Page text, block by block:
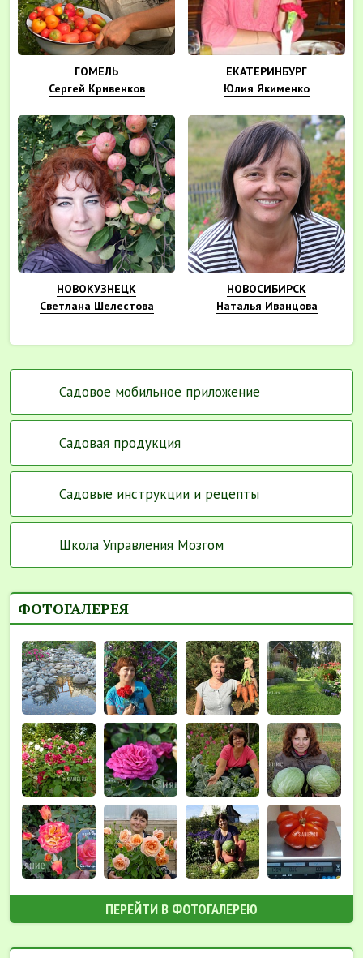
ГОМЕЛЬ
Сергей Кривенков
ЕКАТЕРИНБУРГ
Юлия Якименко
НОВОКУЗНЕЦК
Светлана Шелестова
НОВОСИБИРСК
Наталья Иванцова
Садовое мобильное приложение
Садовая продукция
Садовые инструкции и рецепты
Школа Управления Мозгом
ФОТОГАЛЕРЕЯ
ПЕРЕЙТИ В ФОТОГАЛЕРЕЮ